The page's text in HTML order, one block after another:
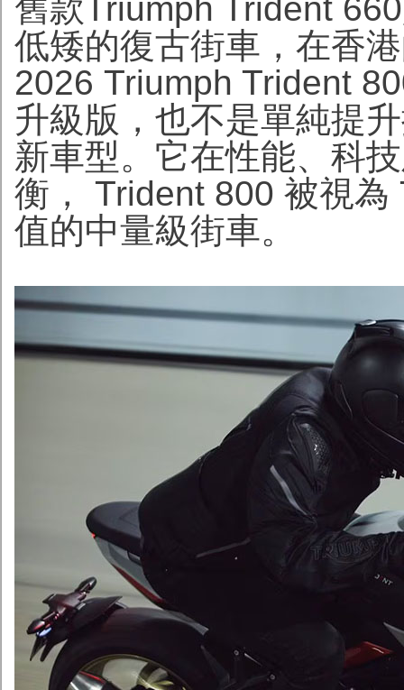
舊款Triumph Trident
低矮的復古街車，在香
2026 Triumph Trident
升級版，也不是單純提
新車型。它在性能、科
衡， Trident 800 被視
值的中量級街車。